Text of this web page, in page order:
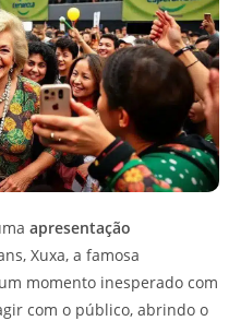
apresentação
Xuxa, a famosa
momento inesperado com
com o público, abrindo o